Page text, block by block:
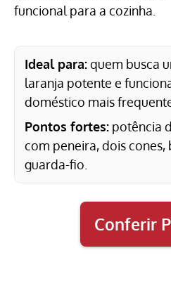
funcional para a cozinha.
Ideal para:quem busca
laranja potente e
doméstico mais
Pontos fortes: potência
com peneira, dois
guarda-fio.
Conferir